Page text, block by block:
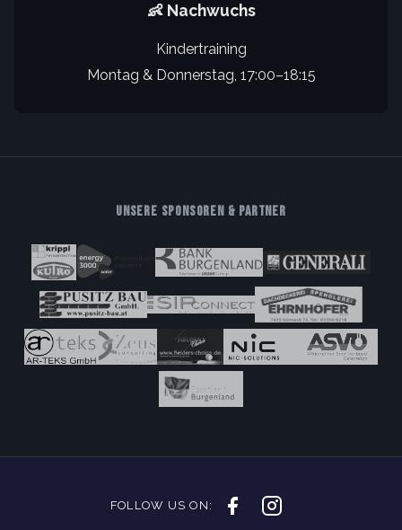
👶 Nachwuchs
Kindertraining
Montag & Donnerstag, 17:00–18:15
UNSERE SPONSOREN & PARTNER
FOLLOW US ON: